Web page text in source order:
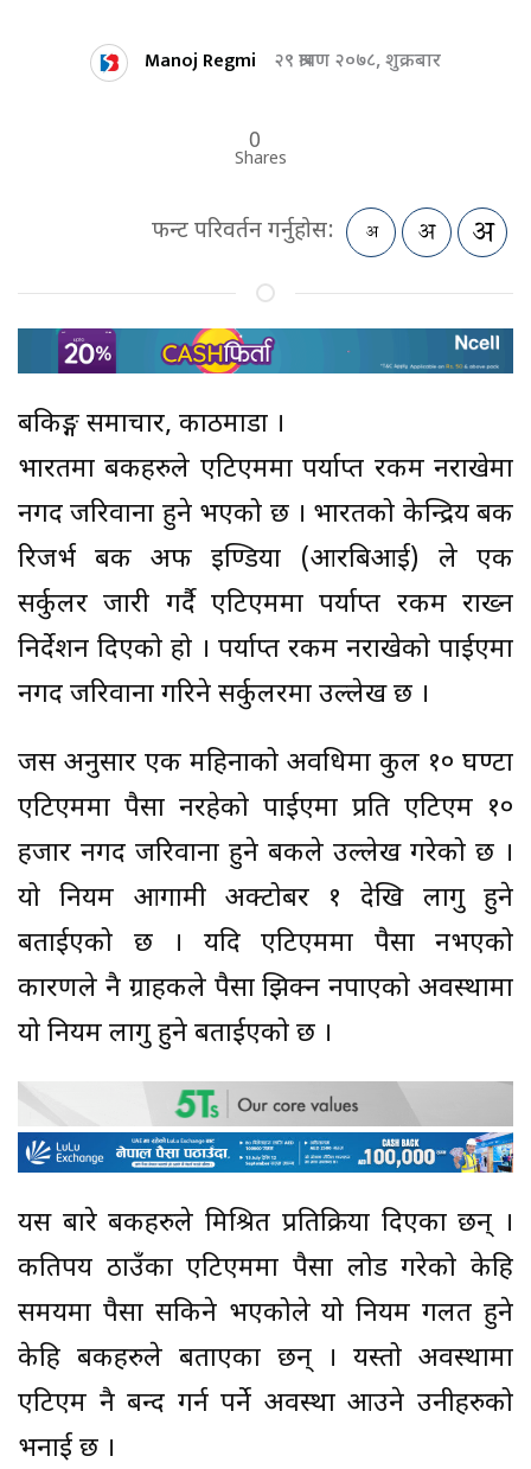
Manoj Regmi २९ श्रावण २०७८, शुक्रबार
0
Shares
फन्ट परिवर्तन गर्नुहोस:
बैंकिङ्ग समाचार, काठमाडौं ।
भारतमा बैंकहरुले एटिएममा पर्याप्त रकम नराखेमा
नगद जरिवाना हुने भएको छ । भारतको केन्द्रिय बैंक
रिजर्भ बैंक अफ इण्डिया (आरबिआई) ले एक
सर्कुलर जारी गर्दै एटिएममा पर्याप्त रकम राख्न
निर्देशन दिएको हो । पर्याप्त रकम नराखेको पाईएमा
नगद जरिवाना गरिने सर्कुलरमा उल्लेख छ ।
जस अनुसार एक महिनाको अवधिमा कुल १० घण्टा
एटिएममा पैसा नरहेको पाईएमा प्रति एटिएम १०
हजार नगद जरिवाना हुने बैंकले उल्लेख गरेको छ ।
यो नियम आगामी अक्टोबर १ देखि लागु हुने
बताईएको छ । यदि एटिएममा पैसा नभएको
कारणले नै ग्राहकले पैसा झिक्न नपाएको अवस्थामा
यो नियम लागु हुने बताईएको छ ।
यस बारे बैंकहरुले मिश्रित प्रतिक्रिया दिएका छन् ।
कतिपय ठाउँका एटिएममा पैसा लोड गरेको केहि
समयमा पैसा सकिने भएकोले यो नियम गलत हुने
केहि बैंकहरुले बताएका छन् । यस्तो अवस्थामा
एटिएम नै बन्द गर्न पर्ने अवस्था आउने उनीहरुको
भनाई छ ।